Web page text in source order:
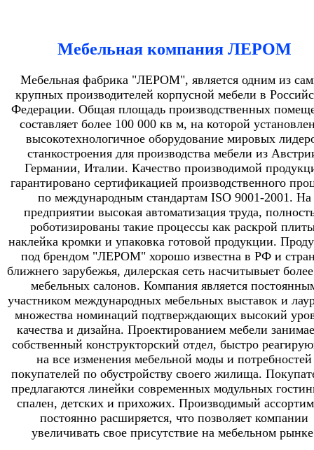
Мебельная компания ЛЕРОМ
Мебельная фабрика "ЛЕРОМ", является одним из
крупных производителей корпусной мебели в
Федерации. Общая площадь производственных
составляет более 100 000 кв м, на которой
высокотехнологичное оборудование мировых
станкостроения для производства мебели из
Германии, Италии. Качество производимой
гарантировано сертификацией производственного
по международным стандартам ISO 9001-2001. На
предприятии высокая автоматизация труда,
роботизированы такие процессы как раскрой
наклейка кромки и упаковка готовой продукции.
под брендом "ЛЕРОМ" хорошо известна в РФ и
ближнего зарубежья, дилерская сеть насчитывыет
мебельных салонов. Компания является
участником международных мебельных выставок и
множества номинаций подтверждающих высокий
качества и дизайна. Проектированием мебели
собственный конструкторский отдел, быстро
на все изменения мебельной моды и потребностей
покупателей по обустройству своего жилища.
предлагаются линейки современных модульных
спален, детских и прихожих. Производимый
постоянно расширяется, что позволяет компании
увеличивать свое присутствие на мебельном